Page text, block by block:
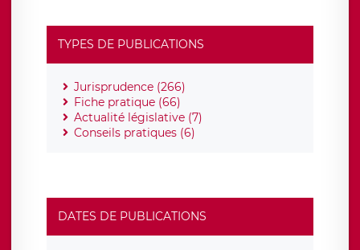
TYPES DE PUBLICATIONS
Jurisprudence (266)
Fiche pratique (66)
Actualité législative (7)
Conseils pratiques (6)
DATES DE PUBLICATIONS